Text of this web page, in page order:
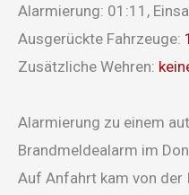
Alarmierung: 01:11,
Ausgerückte Fahrzeuge:
Zusätzliche Wehren:
Alarmierung zu einem
Brandmeldealarm im
Auf Anfahrt kam von der